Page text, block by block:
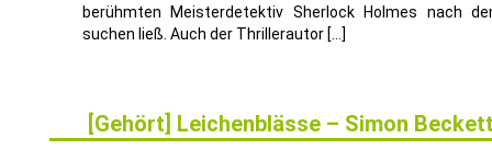
berühmten Meisterdetektiv Sherlock Holmes nach
suchen ließ. Auch der Thrillerautor […]
[Gehört] Leichenblässe – Simon